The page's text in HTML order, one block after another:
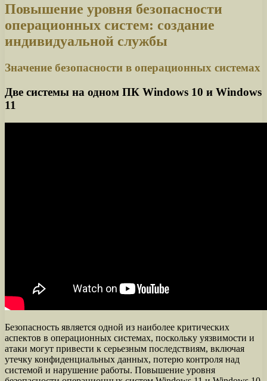
Повышение уровня безопасности
операционных систем: создание
индивидуальной службы
Значение безопасности в операционных системах
Две системы на одном ПК Windows 10 и Windows
11
Безопасность является одной из наиболее критических
аспектов в операционных системах, поскольку уязвимости и
атаки могут привести к серьезным последствиям, включая
утечку конфиденциальных данных, потерю контроля над
системой и нарушение работы. Повышение уровня